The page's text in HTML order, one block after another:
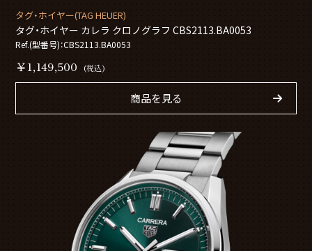
タグ・ホイヤー(TAG HEUER)
タグ・ホイヤー カレラ クロノグラフ CBS2113.BA0053
Ref.(型番号)：CBS2113.BA0053
￥1,149,500 (税込)
商品を見る